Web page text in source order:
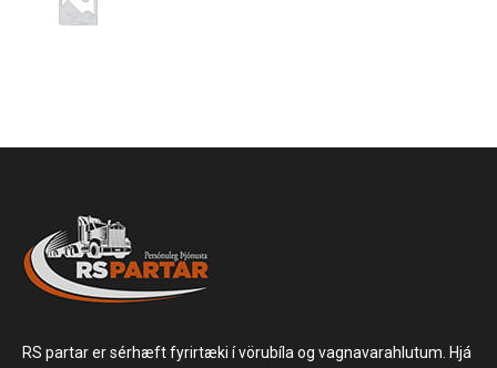
RS partar er sérhæft fyrirtæki í vörubíla og vagnavarahlutum. Hjá